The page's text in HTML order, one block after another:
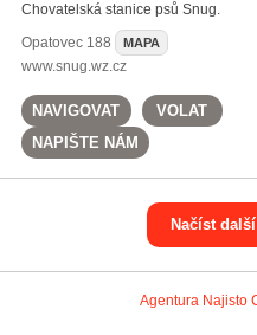
Chovatelská stanice psů Snug.
Opatovec188 MAPA
www.snug.wz.cz
NAVIGOVAT
VOLAT
NAPIŠTE NÁM
Načíst
Agentura Najisto